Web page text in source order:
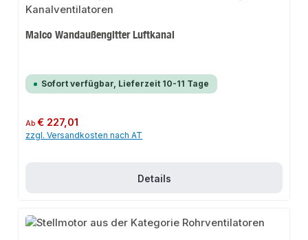
Maico Wandaußengitter Luftkanal
Sofort verfügbar, Lieferzeit 10-11 Tage
Regulärer Preis:
Ab€ 227,01
zzgl. Versandkosten nach AT
Details